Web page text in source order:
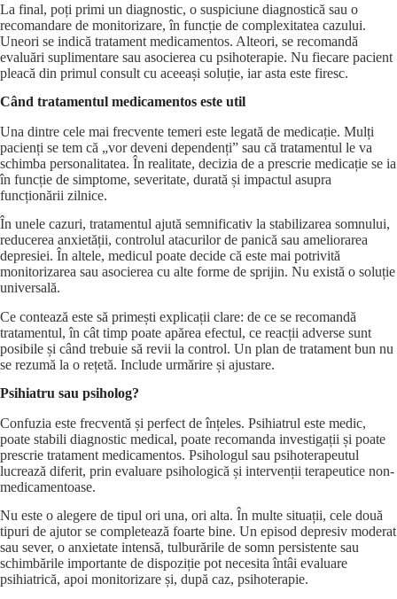
La final, poți primi un diagnostic, o suspiciune diagnostică sau o
recomandare de monitorizare, în funcție de complexitatea cazului.
Uneori se indică tratament medicamentos. Alteori, se recomandă
evaluări suplimentare sau asocierea cu psihoterapie. Nu fiecare pacient
pleacă din primul consult cu aceeași soluție, iar asta este firesc.
Când tratamentul medicamentos este util
Una dintre cele mai frecvente temeri este legată de medicație. Mulți
pacienți se tem că „vor deveni dependenți” sau că tratamentul le va
schimba personalitatea. În realitate, decizia de a prescrie medicație se ia
în funcție de simptome, severitate, durată și impactul asupra
funcționării zilnice.
În unele cazuri, tratamentul ajută semnificativ la stabilizarea somnului,
reducerea anxietății, controlul atacurilor de panică sau ameliorarea
depresiei. În altele, medicul poate decide că este mai potrivită
monitorizarea sau asocierea cu alte forme de sprijin. Nu există o soluție
universală.
Ce contează este să primești explicații clare: de ce se recomandă
tratamentul, în cât timp poate apărea efectul, ce reacții adverse sunt
posibile și când trebuie să revii la control. Un plan de tratament bun nu
se rezumă la o rețetă. Include urmărire și ajustare.
Psihiatru sau psiholog?
Confuzia este frecventă și perfect de înțeles. Psihiatrul este medic,
poate stabili diagnostic medical, poate recomanda investigații și poate
prescrie tratament medicamentos. Psihologul sau psihoterapeutul
lucrează diferit, prin evaluare psihologică și intervenții terapeutice non-
medicamentoase.
Nu este o alegere de tipul ori una, ori alta. În multe situații, cele două
tipuri de ajutor se completează foarte bine. Un episod depresiv moderat
sau sever, o anxietate intensă, tulburările de somn persistente sau
schimbările importante de dispoziție pot necesita întâi evaluare
psihiatrică, apoi monitorizare și, după caz, psihoterapie.